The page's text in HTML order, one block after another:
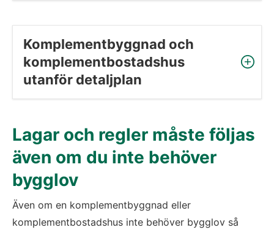
Komplementbyggnad och
komplementbostadshus
utanför detaljplan
Lagar och regler måste följas
även om du inte behöver
bygglov
Även om en komplementbyggnad eller
komplementbostadshus inte behöver bygglov så